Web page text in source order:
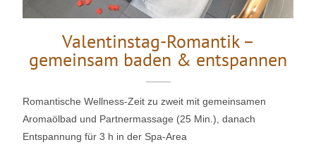
Valentinstag-Romantik –
gemeinsam baden & entspannen
Romantische Wellness-Zeit zu zweit mit gemeinsamen
Aromaölbad und Partnermassage (25 Min.), danach
Entspannung für 3 h in der Spa-Area